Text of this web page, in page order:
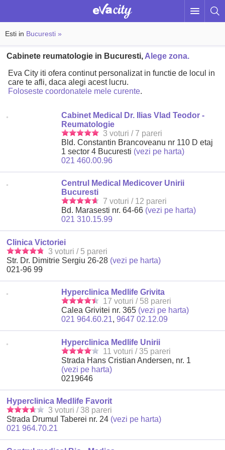
Esti in Bucuresti »
Cabinete reumatologie in Bucuresti, Alege zona.
Eva City iti ofera continut personalizat in functie de locul in
care te afli, daca alegi acest lucru.
Foloseste coordonatele mele curente.
Cabinet Medical Dr. Ilias Vlad Teodor -
Reumatologie
3 voturi / 7 pareri
Bld. Constantin Brancoveanu nr 110 D etaj
1 sector 4 Bucuresti (vezi pe harta)
021 460.00.96
Centrul Medical Medicover Unirii
Bucuresti
7 voturi / 12 pareri
Bd. Marasesti nr. 64-66 (vezi pe harta)
021 310.15.99
Clinica Victoriei
3 voturi / 5 pareri
Str. Dr. Dimitrie Sergiu 26-28 (vezi pe harta)
021-96 99
Hyperclinica Medlife Grivita
17 voturi / 58 pareri
Calea Grivitei nr. 365 (vezi pe harta)
021 964.60.21,9647 02.12.09
Hyperclinica Medlife Unirii
11 voturi / 35 pareri
Strada Hans Cristian Andersen, nr. 1
(vezi pe harta)
0219646
Hyperclinica Medlife Favorit
3 voturi / 38 pareri
Strada Drumul Taberei nr. 24 (vezi pe harta)
021 964.70.21